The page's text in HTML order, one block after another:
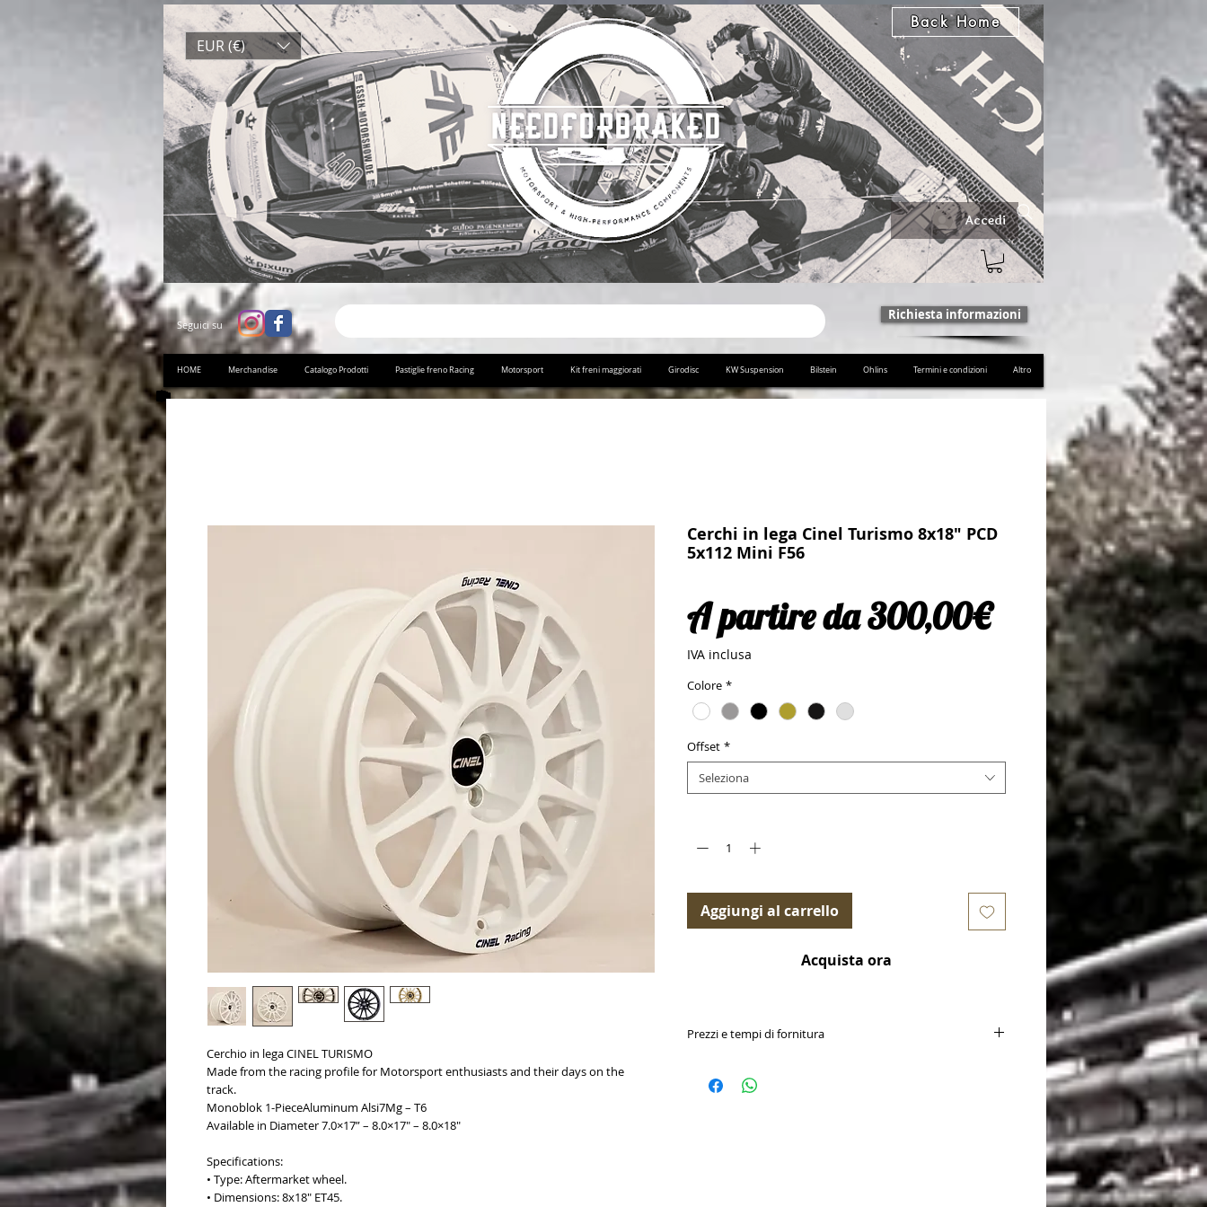
EUR (€)
Back Home
Accedi
Seguici su
Richiesta informazioni
HOME Merchandise Catalogo Prodotti Pastiglie freno Racing Motorsport Kit freni maggiorati Girodisc KW Suspension Bilstein Ohlins Termini e condizioni Altro
Cerchio in lega CINEL TURISMO
Made from the racing profile for Motorsport enthusiasts and their days on the
track.
Monoblok 1-PieceAluminum Alsi7Mg – T6
Available in Diameter 7.0×17” – 8.0×17″ – 8.0×18″
Specifications:
• Type: Aftermarket wheel.
• Dimensions: 8x18" ET45.
Cerchi in lega Cinel Turismo 8x18" PCD
5x112 Mini F56
A partire da300,00€Prezzo
IVA inclusa
Colore *
Offset *
Seleziona
Aggiungi al carrello
Acquista ora
Prezzi e tempi di fornitura
del kit di montaggio stradale